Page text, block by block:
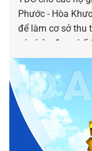
Phước - Hòa
để làm cơ sở thu
cá nhân được
trước ngày 01-8-